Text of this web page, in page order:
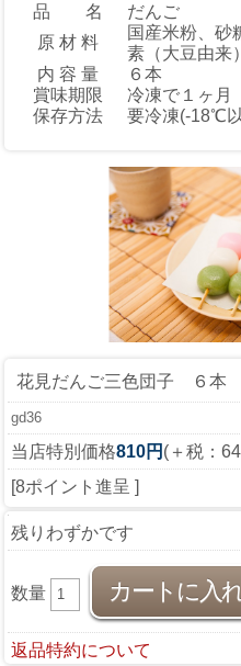
品 名
だんご
原 材 料
国産米粉、砂
素（大豆由来
内 容 量
６本
賞味期限
冷凍で１ヶ月
保存方法
要冷凍(-18℃
花見だんご三色団子 ６本
gd36
当店特別価格810円 (＋税：
[8ポイント進呈 ]
残りわずかです
数量
返品特約について